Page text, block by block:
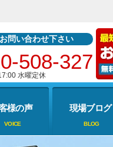
問い合わせ下さい
508-327
水曜定休
様の声 現場ブログ